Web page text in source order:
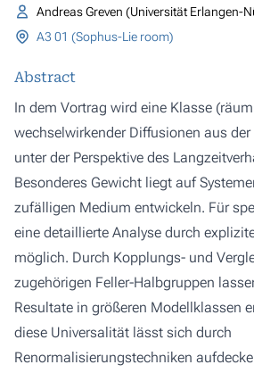
Andreas Greven (Universität Erlangen-
A3 01 (Sophus-Lie room)
Abstract
In dem Vortrag wird eine Klasse
wechselwirkender Diffusionen aus
unter der Perspektive des
Besonderes Gewicht liegt auf
zufälligen Medium entwickeln. Für
eine detaillierte Analyse durch
möglich. Durch Kopplungs- und
zugehörigen Feller-Halbgruppen
Resultate in größeren Modellklassen
diese Universalität lässt sich durch
Renormalisierungstechniken